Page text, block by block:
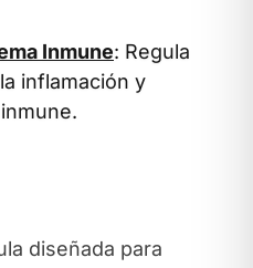
Inmune: Regula
inflamación y
diseñada para